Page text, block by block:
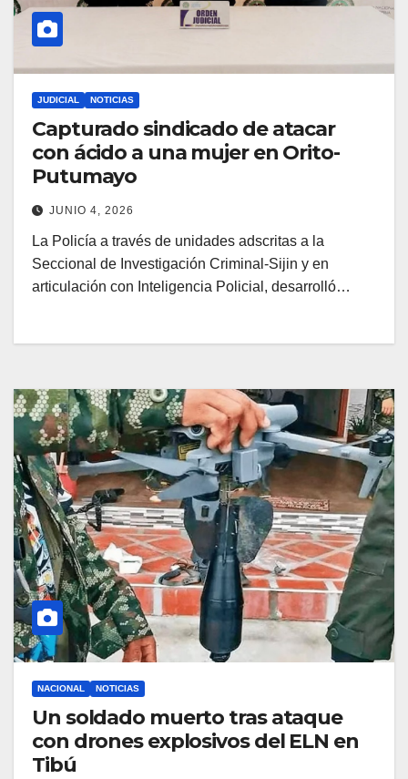
JUDICIAL NOTICIAS
Capturado sindicado de atacar
con ácido a una mujer en Orito-
Putumayo
JUNIO 4, 2026
La Policía a través de unidades adscritas a la
Seccional de Investigación Criminal-Sijin y en
articulación con Inteligencia Policial, desarrolló…
NACIONAL NOTICIAS
Un soldado muerto tras ataque
con drones explosivos del ELN en
Tibú